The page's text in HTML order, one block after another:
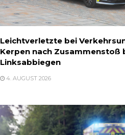
Leichtverletzte bei
Kerpen nach Zusammenstoß
Linksabbiegen
4. AUGUST 2026